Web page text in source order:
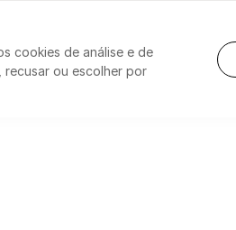
cookies de análise e de
ou escolher por